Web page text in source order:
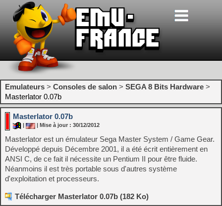
Emulateurs > Consoles de salon > SEGA 8 Bits Hardware >
Masterlator 0.07b
Masterlator 0.07b
| Mise à jour : 30/12/2012
Masterlator est un émulateur Sega Master System / Game Gear.
Développé depuis Décembre 2001, il a été écrit entièrement en
ANSI C, de ce fait il nécessite un Pentium II pour être fluide.
Néanmoins il est très portable sous d'autres système
d'exploitation et processeurs.
Télécharger Masterlator 0.07b (182 Ko)